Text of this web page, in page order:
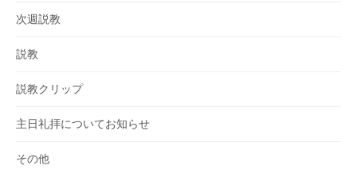
次週説教
説教
説教クリップ
主日礼拝についてお知らせ
その他